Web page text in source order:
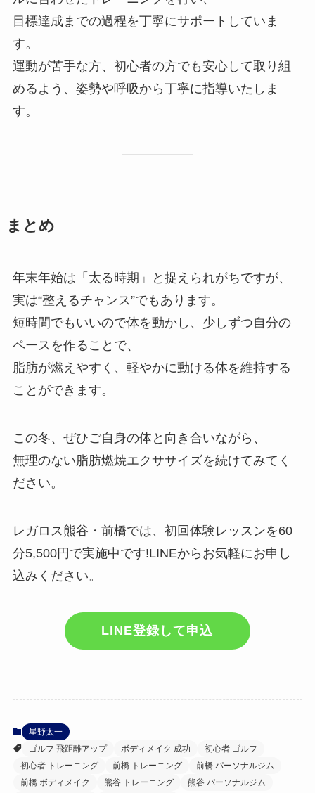
目標達成までの過程を丁寧にサポートしていま
す。
運動が苦手な方、初心者の方でも安心して取り組
めるよう、姿勢や呼吸から丁寧に指導いたしま
す。
まとめ
年末年始は「太る時期」と捉えられがちですが、
実は“整えるチャンス”でもあります。
短時間でもいいので体を動かし、少しずつ自分の
ペースを作ることで、
脂肪が燃えやすく、軽やかに動ける体を維持する
ことができます。
この冬、ぜひご自身の体と向き合いながら、
無理のない脂肪燃焼エクササイズを続けてみてく
ださい。
レガロス熊谷・前橋では、初回体験レッスンを60
分5,500円で実施中です!LINEからお気軽にお申し
込みください。
LINE登録して申込
星野太一
ゴルフ 飛距離アップ
ボディメイク 成功
初心者 ゴルフ
初心者 トレーニング
前橋 トレーニング
前橋 パーソナルジム
前橋 ボディメイク
熊谷 トレーニング
熊谷 パーソナルジム